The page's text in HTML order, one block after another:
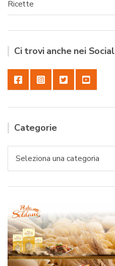
Ricette
Ci trovi anche nei Social
Categorie